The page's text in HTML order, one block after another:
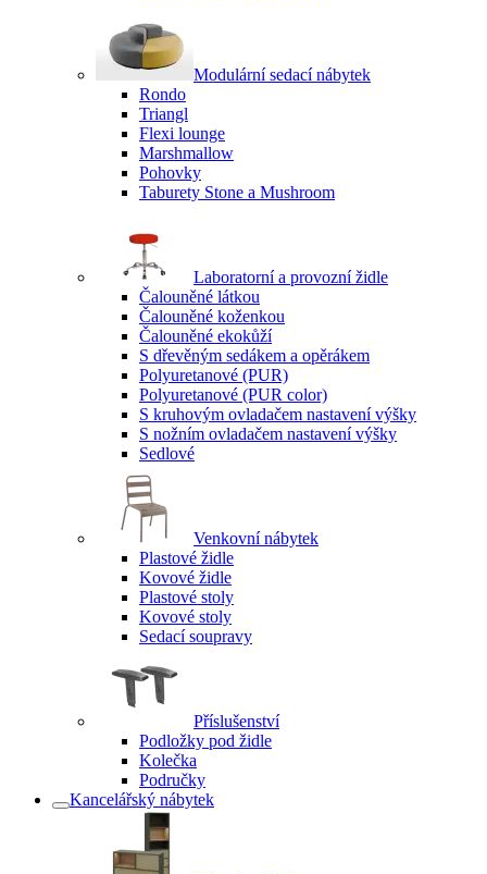
Modulární sedací nábytek
Rondo
Triangl
Flexi lounge
Marshmallow
Pohovky
Taburety Stone a Mushroom
Laboratorní a provozní židle
Čalouněné látkou
Čalouněné koženkou
Čalouněné ekokůží
S dřevěným sedákem a opěrákem
Polyuretanové (PUR)
Polyuretanové (PUR color)
S kruhovým ovladačem nastavení výšky
S nožním ovladačem nastavení výšky
Sedlové
Venkovní nábytek
Plastové židle
Kovové židle
Plastové stoly
Kovové stoly
Sedací soupravy
Příslušenství
Podložky pod židle
Kolečka
Područky
Kancelářský nábytek